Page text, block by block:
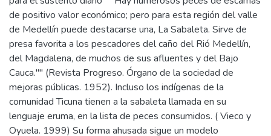
de positivo valor económico; pero para esta región del valle
de Medellín puede destacarse una, La Sabaleta. Sirve de
presa favorita a los pescadores del caño del Rió Medellín,
del Magdalena, de muchos de sus afluentes y del Bajo
Cauca."" (Revista Progreso. Órgano de la sociedad de
mejoras públicas. 1952). Incluso los indígenas de la
comunidad Ticuna tienen a la sabaleta llamada en su
lenguaje eruma, en la lista de peces consumidos. ( Vieco y
Oyuela. 1999) Su forma ahusada sigue un modelo